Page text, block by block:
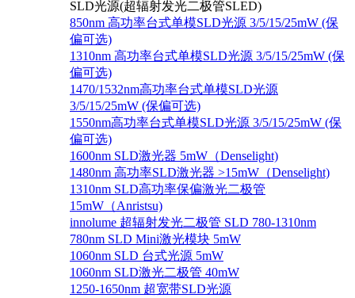
SLD光源(超辐射发光二极管SLED)
850nm 高功率台式单模SLD光源 3/5/15/25mW (保
偏可选)
1310nm 高功率台式单模SLD光源 3/5/15/25mW (保
偏可选)
1470/1532nm高功率台式单模SLD光源
3/5/15/25mW (保偏可选)
1550nm高功率台式单模SLD光源 3/5/15/25mW (保
偏可选)
1600nm SLD激光器 5mW（Denselight)
1480nm 高功率SLD激光器 >15mW（Denselight)
1310nm SLD高功率保偏激光二极管
15mW（Anristsu)
innolume 超辐射发光二极管 SLD 780-1310nm
780nm SLD Mini激光模块 5mW
1060nm SLD 台式光源 5mW
1060nm SLD激光二极管 40mW
1250-1650nm 超宽带SLD光源